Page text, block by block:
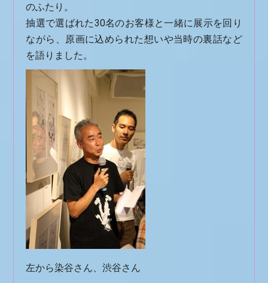
のふたり。
抽選で選ばれた30名のお客様と一緒に展示を回り
ながら、原画に込められた想いや当時の裏話など
を語りました。
左から染谷さん、渋谷さん